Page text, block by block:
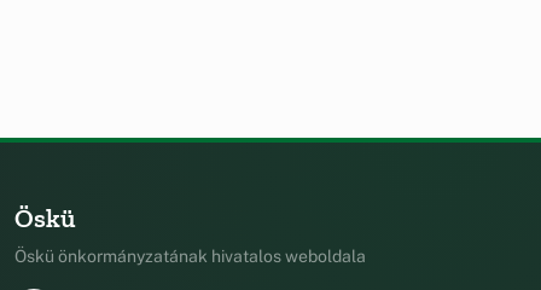
Öskü
Öskü önkormányzatának hivatalos weboldala